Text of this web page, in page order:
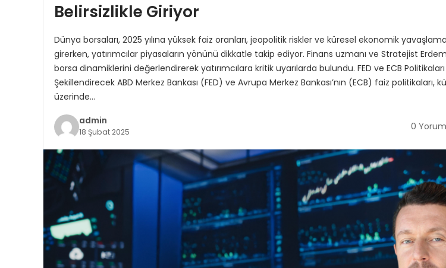
Belirsizlikle Giriyor
Dünya borsaları, 2025 yılına yüksek faiz oranları, jeopolitik riskler ve küresel ekonomik
girerken, yatırımcılar piyasaların yönünü dikkatle takip ediyor. Finans uzmanı ve Stratejist
borsa dinamiklerini değerlendirerek yatırımcılara kritik uyarılarda bulundu. FED ve ECB Politikaları
Şekillendirecek ABD Merkez Bankası (FED) ve Avrupa Merkez Bankası’nın (ECB) faiz politikaları,
üzerinde…
admin
18 Şubat 2025 0 Yorum